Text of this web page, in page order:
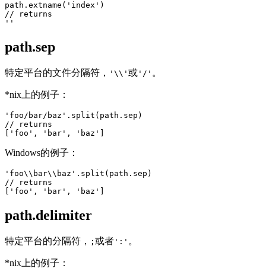
path.extname('index')
// returns
path.sep
特定平台的文件分隔符， '\\' 或 '/' 。
*nix上的例子：
'foo/bar/baz'.split(path.sep)
// returns
Windows的例子：
'foo\\bar\\baz'.split(path.sep)
// returns
path.delimiter
特定平台的分隔符， ; 或者 ':' 。
*nix上的例子：